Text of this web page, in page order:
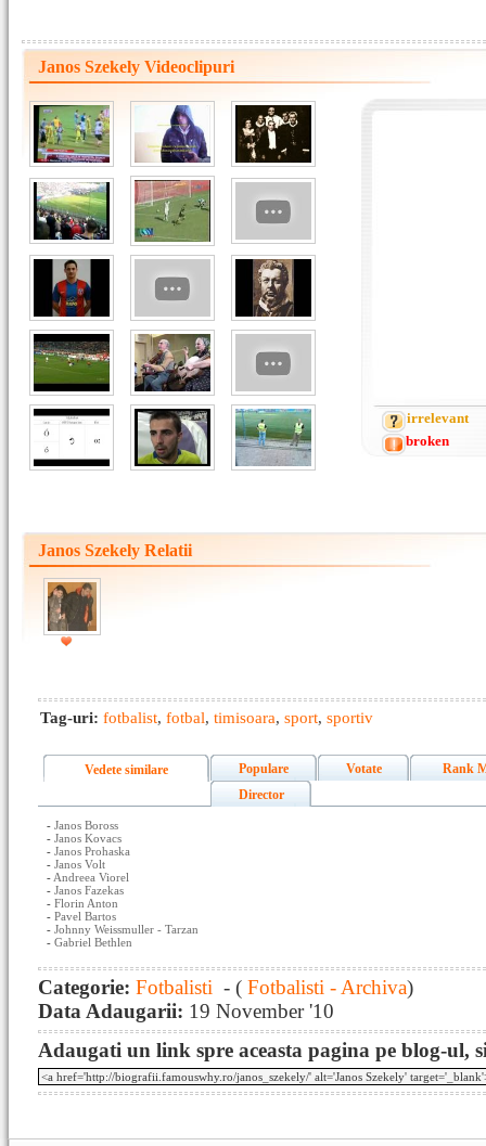
Janos Szekely Videoclipuri
irrelevant
broken
Janos Szekely Relatii
Tag-uri: fotbalist, fotbal, timisoara, sport, sportiv
Vedete similare Populare Votate
Rank
Director
- Janos Boross
- Janos Kovacs
- Janos Prohaska
- Janos Volt
- Andreea Viorel
- Janos Fazekas
- Florin Anton
- Pavel Bartos
- Johnny Weissmuller - Tarzan
- Gabriel Bethlen
Categorie: Fotbalisti - ( Fotbalisti - Archiva)
Data Adaugarii: 19 November '10
Adaugati un link spre aceasta pagina pe blog-ul,